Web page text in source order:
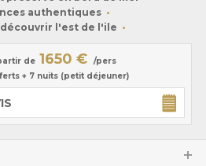
authentiques
l'est de l'ile
de 1650 €
/pers
+ 7 nuits (petit déjeuner)